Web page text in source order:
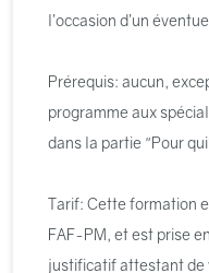
l’occasion d’un
Prérequis: aucun,
programme aux
dans la partie "Pour
Tarif: Cette formation
FAF-PM, et est prise
justificatif attestant de